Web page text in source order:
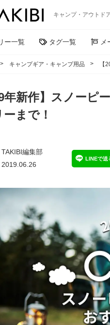
キャンプ・アウトド
ー一覧 タグ一覧 メ
キャンプギア・キャンプ用品 【
年新作】スノーピ
ーまで！
TAKIBI編集部
2019.06.26
LINEで送